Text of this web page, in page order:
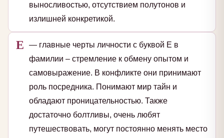
выносливостью, отсутствием полутонов и
излишней конкретикой.
Е
— главные черты личности с буквой Е в
фамилии – стремление к обмену опытом и
самовыражение. В конфликте они принимают
роль посредника. Понимают мир тайн и
обладают проницательностью. Также
достаточно болтливы, очень любят
путешествовать, могут постоянно менять место